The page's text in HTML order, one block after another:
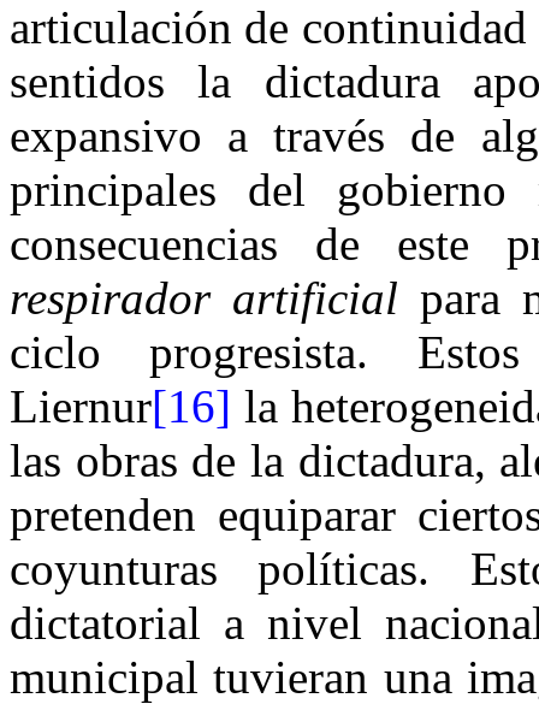
articulación de
sentidos la dictadura
expansivo a través de
principales del
consecuencias de este
respirador artificial para
ciclo progresista.
Liernur[16] la
las obras de la dictadura,
pretenden equiparar
coyunturas políticas.
dictatorial a nivel
municipal tuvieran una